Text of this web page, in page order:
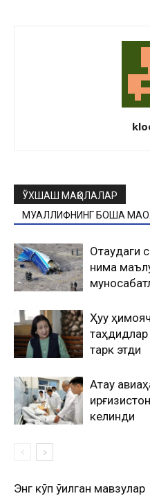
ЎХШАШ МАҚОЛАЛАР
МУАЛЛИФНИНГ БОШҚА
Оқтаудаги
нима
Ҳуқуқ
таҳдидлар
тарк этди
Ақтау
келинди
Энг кўп ўқилган мавзулар